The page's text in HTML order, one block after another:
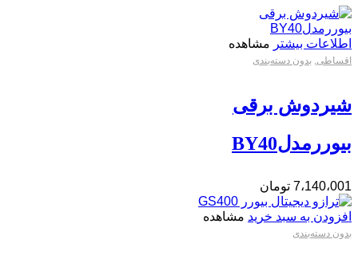
اطلاعات بیشتر مشاهده
اقساطی, بدون دسته‌بندی
شیردوش برقی
بیوررمدلBY40
7،140،001 تومان
افزودن به سبد خرید مشاهده
بدون دسته‌بندی